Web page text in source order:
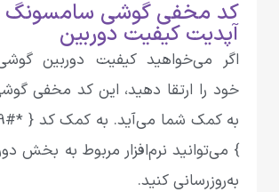
کد مخفی گوشی سامسونگ
آپدیت کیفیت دوربین
اگر می‌خواهید کیفیت دوربین
خود را ارتقا دهید، این کد مخفی
} می‌توانید نرم‌افزار مربوط به بخش
به‌روزرسانی کنید.